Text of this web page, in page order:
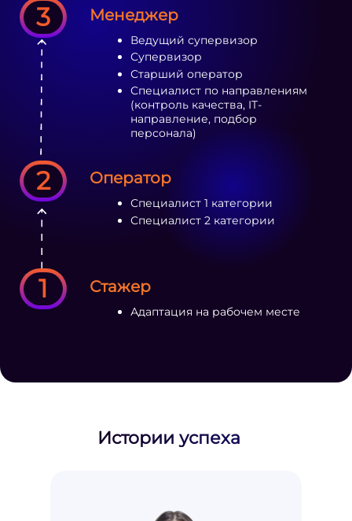
1
2
3
Стажер
Адаптация на рабочем месте
Оператор
Специалист 1 категории
Специалист 2 категории
Менеджер
Ведущий супервизор
Супервизор
Старший оператор
Специалист по направлениям
(контроль качества, IT-
направление, подбор
персонала)
Истории успеха